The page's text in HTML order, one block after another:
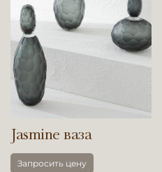
Jasmine ваза
Запросить цену